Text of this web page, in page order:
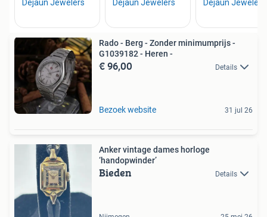
Rado - Berg - Zonder minimumprijs -
G1039182 - Heren -
€ 96,00 Details
Bezoek website 31 jul 26
Anker vintage dames horloge
‘handopwinder’
Bieden Details